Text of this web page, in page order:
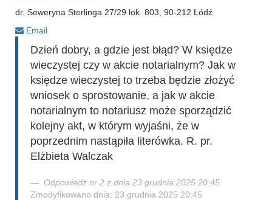
dr. Seweryna Sterlinga 27/29 lok. 803, 90-212 Łódź
Email
Dzień dobry, a gdzie jest błąd? W księdze
wieczystej czy w akcie notarialnym? Jak w
księdze wieczystej to trzeba będzie złożyć
wniosek o sprostowanie, a jak w akcie
notarialnym to notariusz może sporządzić
kolejny akt, w którym wyjaśni, że w
poprzednim nastąpiła literówka. R. pr.
Elżbieta Walczak
Odpowiedź nr 2 z dnia 23 grudnia 2025 20:45
Zmodyfikowano dnia: 23 grudnia 2025 20:45